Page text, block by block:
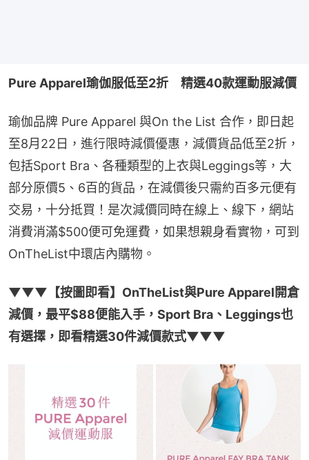
Pure Apparel瑜伽服低至2折　精選40款運動服減價
瑜伽品牌 Pure Apparel 與On the List 合作，即日起
至8月22日，進行限時減價優惠，減價貨品低至2折，
包括Sport Bra、各種類型的上衣與Leggings等，大
部分原價5、6百的貨品，在減價後只需約百多元便有
交易，十分抵買！是次減價同時在線上、線下，網站
消費消滿$500便可免運費，如果想親身看實物，可到
OnTheList中環店內購物。
▼▼▼【按圖即看】OnTheList與Pure Apparel開倉
減價，最平$88便能入手，Sport Bra、Leggings也
有選擇，即看精選30件減價款式▼▼▼